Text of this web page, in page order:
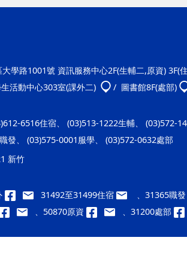
學路1001號 資訊服務中心2F(生輔二,原資) 3F(
活動中心303室(課外二)
/ 圖書館8F(處部)
6516住宿、 (03)513-1222生輔、 (03)572-
發、 (03)575-0001服學、 (03)572-0632處部
新竹
31492至31499住宿
、31365職
、50870原資 、31200處部